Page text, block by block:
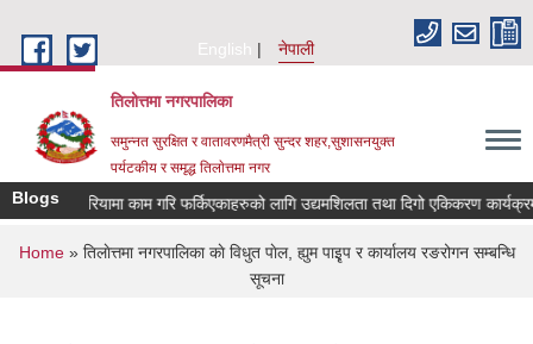
English
नेपाली
तिलोत्तमा नगरपालिका
समुन्नत सुरक्षित र वातावरणमैत्री सुन्दर शहर,सुशासनयुक्त
पर्यटकीय र समृद्ध तिलाेत्तमा नगर
Blogs
कोरियामा काम गरि फर्किएकाहरुको लागि उद्यमशिलता तथा दिगो एकिकरण कार्यक्रममा
You are here
Home» तिलाेत्तमा नगरपालिका काे विधुत पाेल, ह्युम पाइृप र कार्यालय रङरोगन सम्बन्धि
सूचना